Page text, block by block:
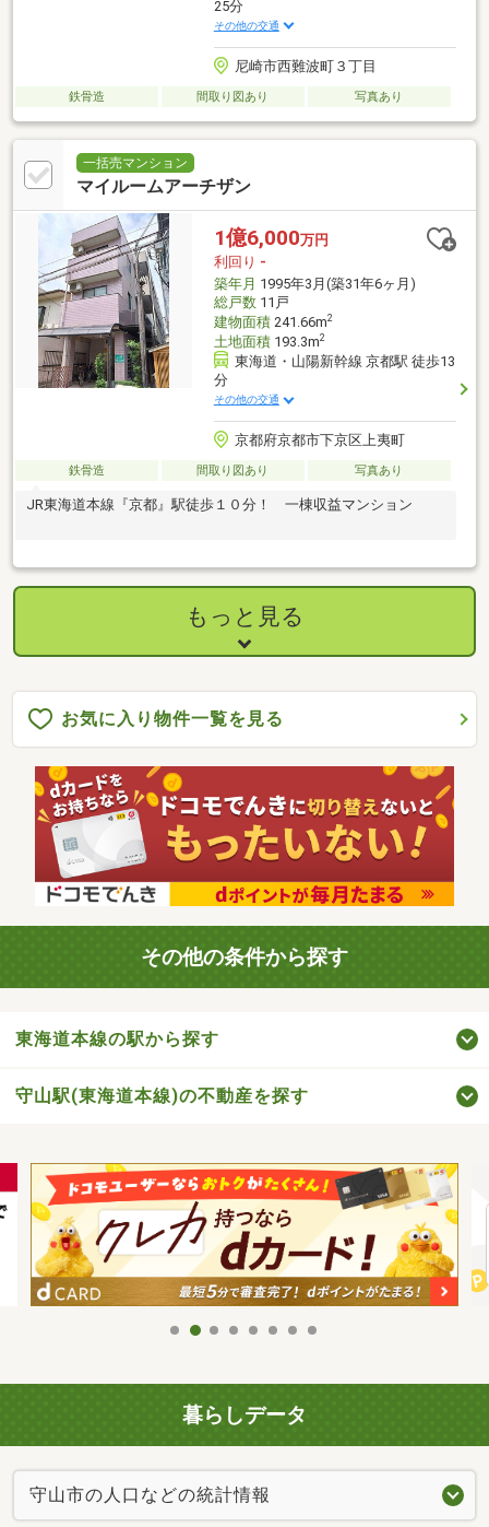
25分
その他の交通
尼崎市西難波町３丁目
鉄骨造 間取り図あり 写真あり
一括売マンション
マイルームアーチザン
1億6,000万円
利回り -
築年月 1995年3月(築31年6ヶ月)
総戸数11戸
建物面積241.66m2
土地面積193.3m2
東海道・山陽新幹線 京都駅 徒歩13
分
その他の交通
京都府京都市下京区上夷町
鉄骨造 間取り図あり 写真あり
JR東海道本線『京都』駅徒歩１０分！ 一棟収益マンション
もっと見る
お気に入り物件一覧を見る
その他の条件から探す
東海道本線の駅から探す
守山駅(東海道本線)の不動産を探す
暮らしデータ
守山市の人口などの統計情報